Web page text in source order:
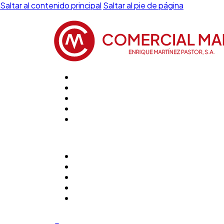
Saltar al contenido principal Saltar al pie de página